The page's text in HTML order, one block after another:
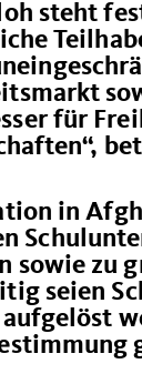
steht
für
in
sowie zu
seien